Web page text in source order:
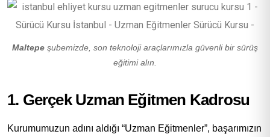
Maltepe şubemizde, son teknoloji araçlarımızla güvenli bir sürüş
eğitimi alın.
1. Gerçek Uzman Eğitmen Kadrosu
Kurumumuzun adını aldığı “Uzman Eğitmenler”, başarımızın